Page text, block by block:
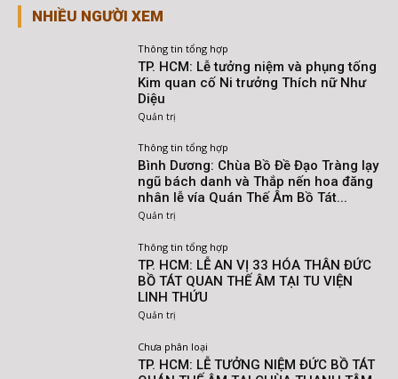
NHIỀU NGƯỜI XEM
Thông tin tổng hợp
TP. HCM: Lễ tưởng niệm và phụng tống
Kim quan cố Ni trưởng Thích nữ Như
Diệu
Quản trị
Thông tin tổng hợp
Bình Dương: Chùa Bồ Đề Đạo Tràng lạy
ngũ bách danh và Thắp nến hoa đăng
nhân lễ vía Quán Thế Âm Bồ Tát...
Quản trị
Thông tin tổng hợp
TP. HCM: LỄ AN VỊ 33 HÓA THÂN ĐỨC
BỒ TÁT QUAN THẾ ÂM TẠI TU VIỆN
LINH THỨU
Quản trị
Chưa phân loại
TP. HCM: LỄ TƯỞNG NIỆM ĐỨC BỒ TÁT